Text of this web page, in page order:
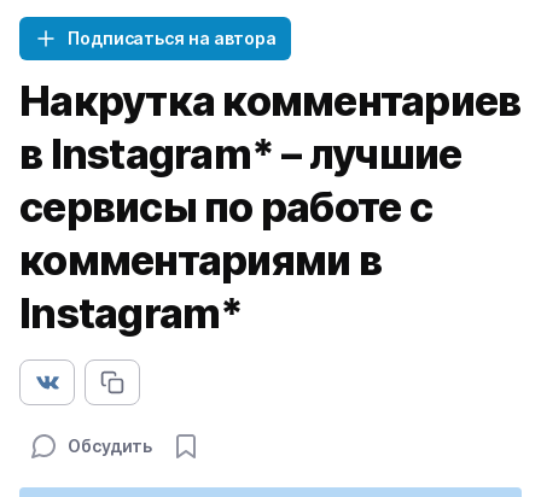
Подписаться на автора
Накрутка комментариев
в Instagram* – лучшие
сервисы по работе с
комментариями в
Instagram*
Обсудить